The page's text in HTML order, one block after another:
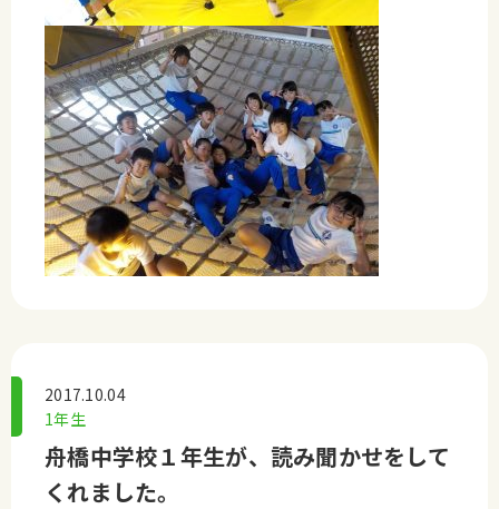
2017.10.04
1年生
舟橋中学校１年生が、読み聞かせをして
くれました。